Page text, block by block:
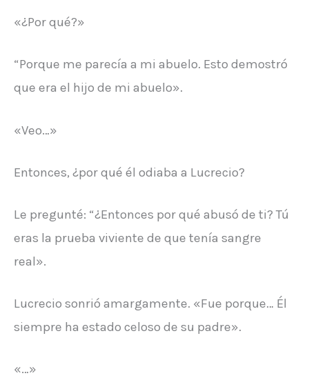
«¿Por qué?»
“Porque me parecía a mi abuelo. Esto demostró
que era el hijo de mi abuelo».
«Veo…»
Entonces, ¿por qué él odiaba a Lucrecio?
Le pregunté: “¿Entonces por qué abusó de ti? Tú
eras la prueba viviente de que tenía sangre
real».
Lucrecio sonrió amargamente. «Fue porque… Él
siempre ha estado celoso de su padre».
«…»